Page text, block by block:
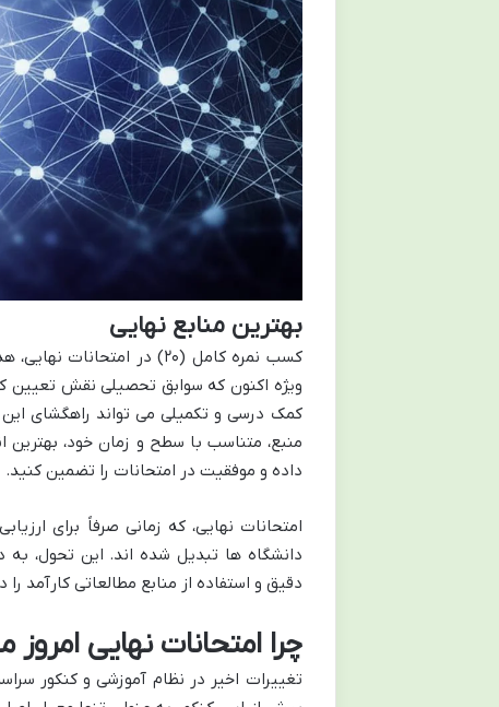
بهترین منابع نهایی
کسب نمره کامل (۲۰) در
ویژه اکنون که سوابق تحصیلی نقش تعیین
کمک درسی و تکمیلی می تواند راهگشای
منبع، متناسب با سطح و زمان خود،
داده و موفقیت در امتحانات را تضمین کنید.
امتحانات نهایی، که زمانی صرفاً برای
دانشگاه ها تبدیل شده اند. این تحول، به
دقیق و استفاده از منابع مطالعاتی کارآمد
چرا امتحانات نهایی
تغییرات اخیر در نظام آموزشی و کنکور